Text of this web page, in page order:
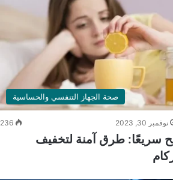
صحة الجهاز التنفسي والحساسية
نوفمبر 30, 2023 236
سريعًا: طرق آمنة لتخفيف